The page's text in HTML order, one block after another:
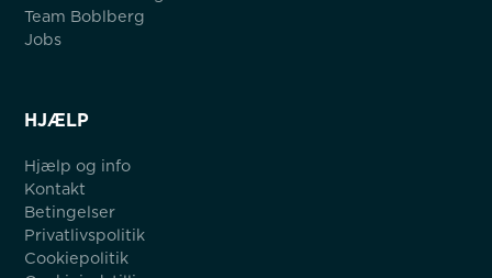
Team Boblberg
Jobs
HJÆLP
Hjælp og info
Kontakt
Betingelser
Privatlivspolitik
Cookiepolitik